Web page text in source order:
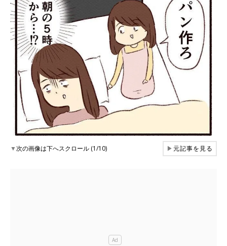
▼次の画像は下へスクロール (1/10) ▶元記事を見る